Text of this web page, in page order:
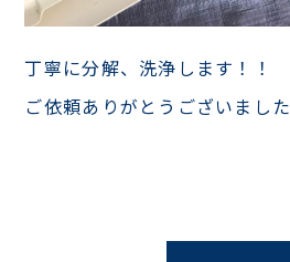
丁寧に分解、洗浄します！！
ご依頼ありがとうございました